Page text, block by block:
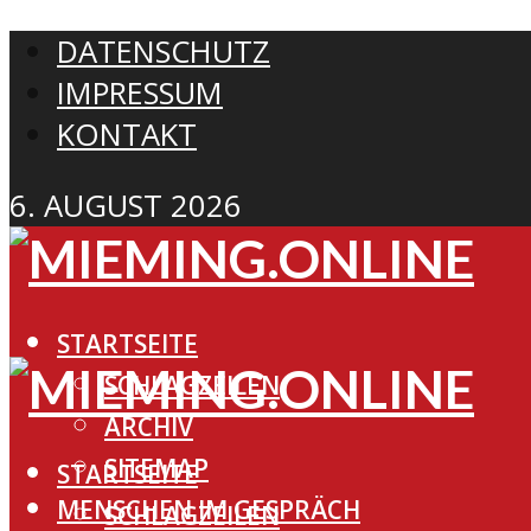
DATENSCHUTZ
IMPRESSUM
KONTAKT
6. AUGUST 2026
STARTSEITE
SCHLAGZEILEN
ARCHIV
SITEMAP
MENSCHEN IM GESPRÄCH
STARTSEITE
SCHLAGZEILEN